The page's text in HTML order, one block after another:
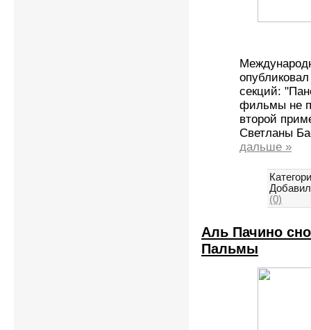
секций:
фильмы не
второй
Светланы
дальше »
(0)
Аль Пачино
Пальмы